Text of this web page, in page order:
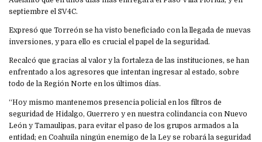
septiembre el SV4C.
Expresó que Torreón se ha visto beneficiado con la llegada de nuevas
inversiones, y para ello es crucial el papel de la seguridad.
Recalcó que gracias al valor y la fortaleza de las instituciones, se han
enfrentado a los agresores que intentan ingresar al estado, sobre
todo de la Región Norte en los últimos días.
“Hoy mismo mantenemos presencia policial en los filtros de
seguridad de Hidalgo, Guerrero y en nuestra colindancia con Nuevo
León y Tamaulipas, para evitar el paso de los grupos armados a la
entidad; en Coahuila ningún enemigo de la Ley se robará la seguridad